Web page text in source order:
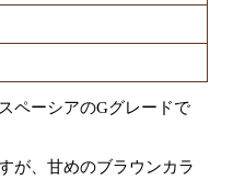
ペーシアのGグレードで
が、甘めのブラウンカラ